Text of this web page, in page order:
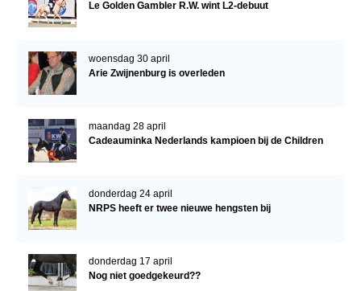
Le Golden Gambler R.W. wint L2-debuut
woensdag 30 april
Arie Zwijnenburg is overleden
maandag 28 april
Cadeauminka Nederlands kampioen bij de Children
donderdag 24 april
NRPS heeft er twee nieuwe hengsten bij
donderdag 17 april
Nog niet goedgekeurd??